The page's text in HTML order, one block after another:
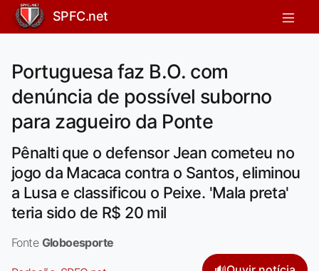
SPFC.net
Portuguesa faz B.O. com
denúncia de possível suborno
para zagueiro da Ponte
Pênalti que o defensor Jean cometeu no
jogo da Macaca contra o Santos, eliminou
a Lusa e classificou o Peixe. 'Mala preta'
teria sido de R$ 20 mil
Fonte Globoesporte